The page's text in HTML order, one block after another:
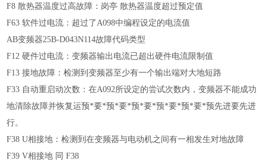
F8 散热器温度过高故障：岗亭 散热器温度超过预定值
F63 软件过电流：超过了A098中编程设定的电流值
AB变频器25B-D043N114故障代码类型
F12 硬件过电流：变频器输出电流已超出硬件电流限制值
F13 接地故障：检测到变频器至少有一个输出端对大地短路
F33 自动重启动次数：在A092所设定的尝试次数内，变频器不能成功
地清除故障并恢复运预*要*预*要*预*要*预*要*预*要*预先进要先进
行。
F38 U相接地：检测到在变频器与电动机之间有一相发生对地故障
F39 V相接地 同 F38